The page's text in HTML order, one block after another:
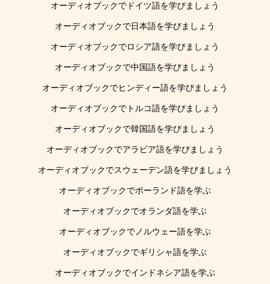
オーディオブックでドイツ語を学びましょう
オーディオブックで日本語を学びましょう
オーディオブックでロシア語を学びましょう
オーディオブックで中国語を学びましょう
オーディオブックでヒンディー語を学びましょう
オーディオブックでトルコ語を学びましょう
オーディオブックで韓国語を学びましょう
オーディオブックでアラビア語を学びましょう
オーディオブックでスウェーデン語を学びましょう
オーディオブックでポーランド語を学ぶ
オーディオブックでオランダ語を学ぶ
オーディオブックでノルウェー語を学ぶ
オーディオブックでギリシャ語を学ぶ
オーディオブックでインドネシア語を学ぶ